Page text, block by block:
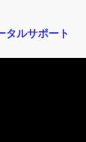
タルサポート